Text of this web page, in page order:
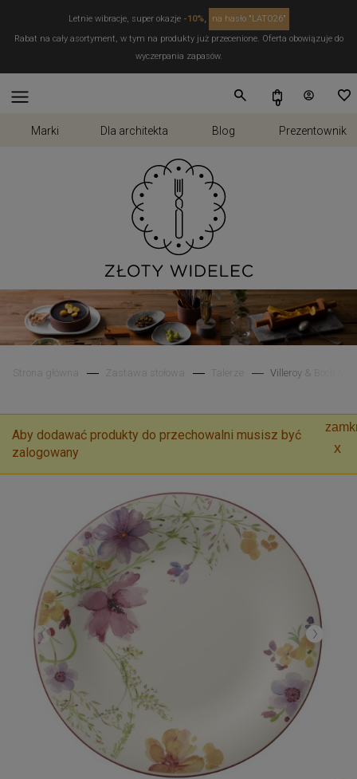
Letnie wibracje, super okazje -10%,
na hasło "LATO26"
Rabat na cały asortyment, w tym na produkty już przecenione. Oferta obowiązuje do
wyczerpania zapasów.
Marki Dla architekta Blog Prezentownik
Strona główna Zastawa stołowa Talerze Villeroy & Boch
Aby dodawać produkty do przechowalni musisz być
zalogowany